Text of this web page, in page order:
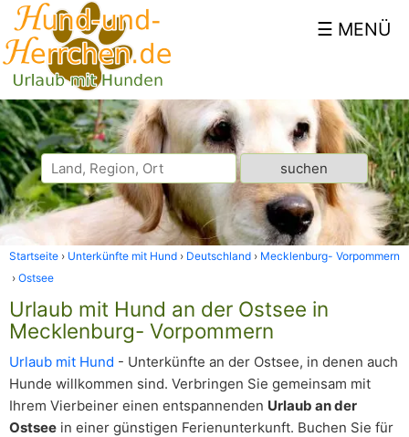
Startseite Unterkünfte mit Hund Deutschland
Mecklenburg- Vorpommern
Ostsee
Urlaub mit Hund an der Ostsee in
Mecklenburg- Vorpommern
Urlaub mit Hund - Unterkünfte an der Ostsee, in denen auch
Hunde willkommen sind. Verbringen Sie gemeinsam mit
Ihrem Vierbeiner einen entspannenden Urlaub an der
Ostsee in einer günstigen Ferienunterkunft. Buchen Sie für